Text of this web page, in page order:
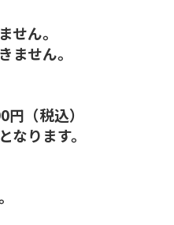
ん。
せん。
（税込）
ります。